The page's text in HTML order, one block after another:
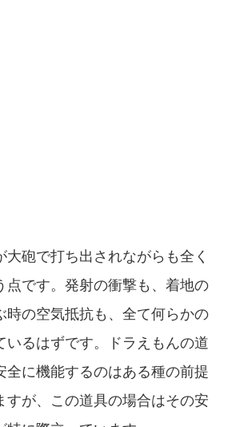
大砲で打ち出されながらも全く
点です。発射の衝撃も、着地の
時の空気抵抗も、全て何らかの
いるはずです。ドラえもんの道
全に機能するのはある種の前提
すが、この道具の場合はその安